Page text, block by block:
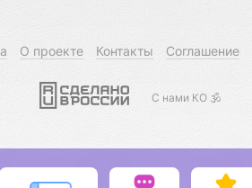
О проекте Контакты Соглашение
С нами КО 🕉️